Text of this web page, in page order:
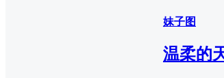
妹子图
温柔的